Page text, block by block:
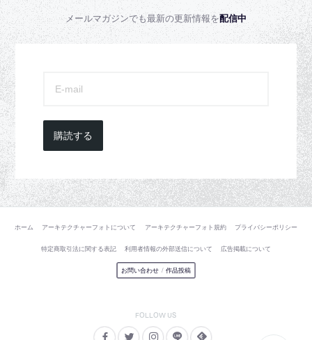
メールマガジンでも最新の更新情報を配信中
購読する
ホーム アーキテクチャーフォトについて アーキテクチャーフォト規約 プライバシーポリシー
特定商取引法に関する表記 利用者情報の外部送信について 広告掲載について
お問い合わせ / 作品投稿